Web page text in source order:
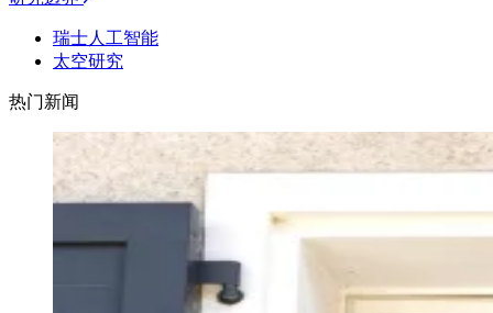
瑞士人工智能
太空研究
热门新闻